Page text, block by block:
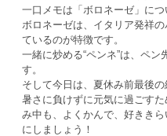
一口メモは「ボロネーゼ」につ
ボロネーゼは、イタリア発祥
ているのが特徴です。
一緒に炒める“ペンネ”は、ペ
す。
そして今日は、夏休み前最後の
暑さに負けずに元気に過ごす
み中も、よくかんで、好きき
にしましょう！